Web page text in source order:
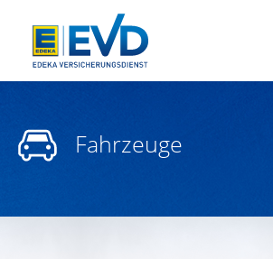
Fahrzeuge